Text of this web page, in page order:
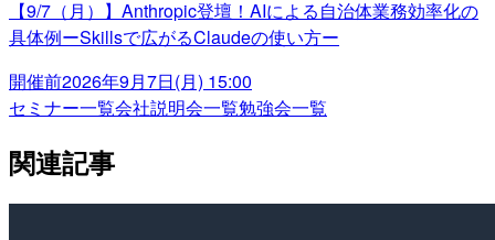
【9/7（月）】Anthropic登壇！AIによる自治体業務効率化の
具体例ーSkillsで広がるClaudeの使い方ー
開催前2026年9月7日(月) 15:00
セミナー一覧会社説明会一覧勉強会一覧
関連記事